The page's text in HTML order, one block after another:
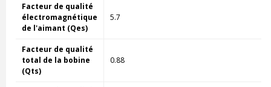
Facteur de qualité
électromagnétique
de l'aimant (Qes)
5.7
Facteur de qualité
total de la bobine
(Qts)
0.88